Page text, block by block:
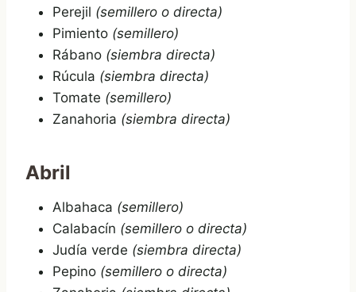
Perejil (semillero o directa)
Pimiento (semillero)
Rábano (siembra directa)
Rúcula (siembra directa)
Tomate (semillero)
Zanahoria (siembra directa)
Abril
Albahaca (semillero)
Calabacín (semillero o directa)
Judía verde (siembra directa)
Pepino (semillero o directa)